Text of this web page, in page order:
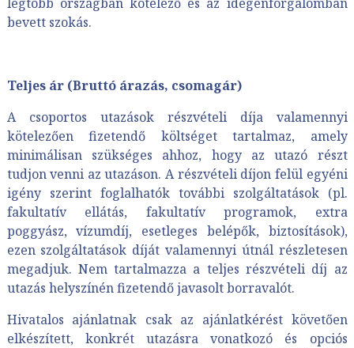
bevett szokás.
Teljes ár (Bruttó árazás, csomagár)
A csoportos utazások részvételi díja valamennyi
kötelezően fizetendő költséget tartalmaz, amely
minimálisan szükséges ahhoz, hogy az utazó részt
tudjon venni az utazáson. A részvételi díjon felül egyéni
igény szerint foglalhatók további szolgáltatások (pl.
fakultatív ellátás, fakultatív programok, extra
poggyász, vízumdíj, esetleges belépők, biztosítások),
ezen szolgáltatások díját valamennyi útnál részletesen
megadjuk. Nem tartalmazza a teljes részvételi díj az
utazás helyszínén fizetendő javasolt borravalót.
Hivatalos ajánlatnak csak az ajánlatkérést követően
elkészített, konkrét utazásra vonatkozó és opciós